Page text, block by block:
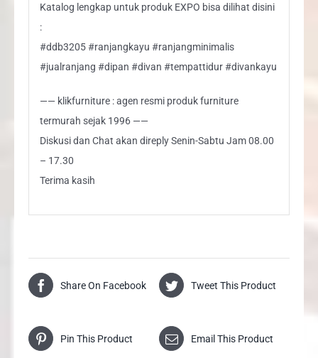
Katalog lengkap untuk produk EXPO bisa dilihat disini
:
#ddb3205 #ranjangkayu #ranjangminimalis
#jualranjang #dipan #divan #tempattidur #divankayu
—— klikfurniture : agen resmi produk furniture
termurah sejak 1996 ——
Diskusi dan Chat akan direply Senin-Sabtu Jam 08.00
– 17.30
Terima kasih
Share On Facebook Tweet This Product
Pin This Product Email This Product